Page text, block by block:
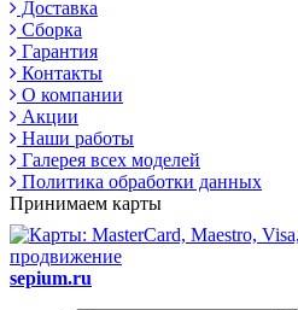
Доставка
Сборка
Гарантия
Контакты
О компании
Акции
Наши работы
Галерея всех моделей
Политика обработки данных
Принимаем карты
продвижение
sepium.ru